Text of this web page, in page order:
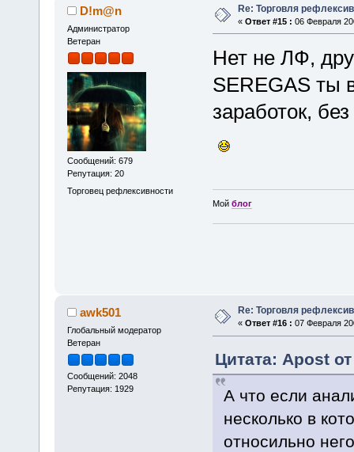
D!m@n
Администратор
Ветеран
Сообщений: 679
Репутация: 20
Торговец рефлексивности
Re: Торговля
« Ответ #15 : 06 Февраля
Нет не ЛФ,
SEREGAS ты
заработок,
Мой блог
awk501
Глобальный модератор
Ветеран
Сообщений: 2048
Репутация: 1929
Re: Торговля
« Ответ #16 : 07 Февраля
Цитата: Apost
А что если
несколько в
относильно